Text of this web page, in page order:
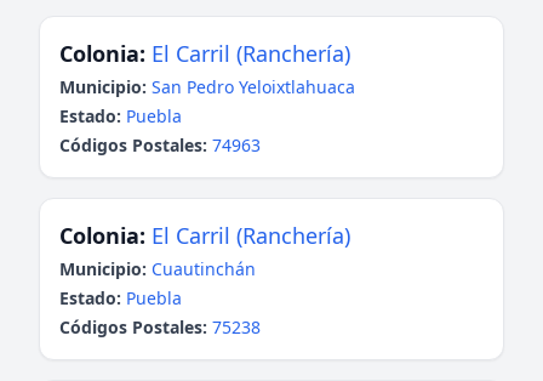
Colonia: El Carril (Ranchería)
Municipio: San Pedro Yeloixtlahuaca
Estado: Puebla
Códigos Postales: 74963
Colonia: El Carril (Ranchería)
Municipio: Cuautinchán
Estado: Puebla
Códigos Postales: 75238